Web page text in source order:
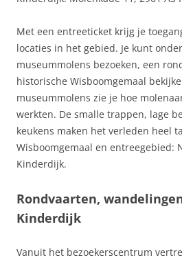
Met een entreeticket krijg je
locaties in het gebied. Je kunt
museummolens bezoeken, een
historische Wisboomgemaal
museummolens zie je hoe
werkten. De smalle trappen, lage
keukens maken het verleden heel
Wisboomgemaal en entreegebied:
Kinderdijk.
Rondvaarten,
Kinderdijk
Vanuit het bezoekerscentrum